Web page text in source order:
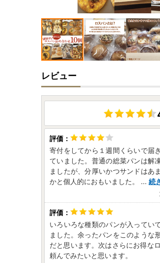
レビュー
寄付をしてから１週間くらいで届
ていました。普通の総菜パンは解
ましたが、分厚いかつサンドはあ
かと個人的におもいました。
... 続
いろいろな種類のパンが入ってい
ました。余ったパンをこのような
だと思います。次はさらにお得な
頼んでみたいと思います。